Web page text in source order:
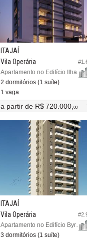
ITAJAÍ
Vila Operária
Apartamento no Edifício Ilha de Maiorca
2 dormitórios (1 suíte)
1 vaga
a partir de R$ 720.000,00
ITAJAÍ
Vila Operária
Apartamento no Edifício Byron Bay Residence
3 dormitórios (1 suíte)